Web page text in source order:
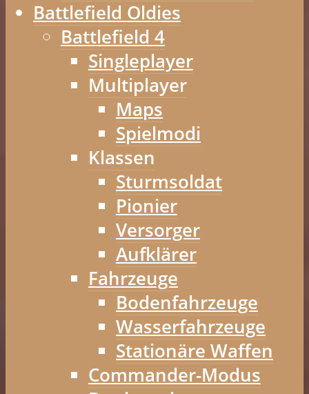
Battlefield Oldies
Battlefield 4
Singleplayer
Multiplayer
Maps
Spielmodi
Klassen
Sturmsoldat
Pionier
Versorger
Aufklärer
Fahrzeuge
Bodenfahrzeuge
Wasserfahrzeuge
Stationäre Waffen
Commander-Modus